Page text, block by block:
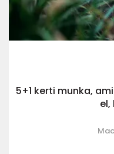
5+1 kerti munka,
el,